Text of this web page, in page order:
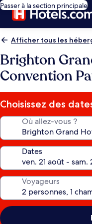
Passer à la section principale
Afficher tous les
Brighton
Convention
Choisissez des
Où allez-vous ?
Dates
Voyageurs